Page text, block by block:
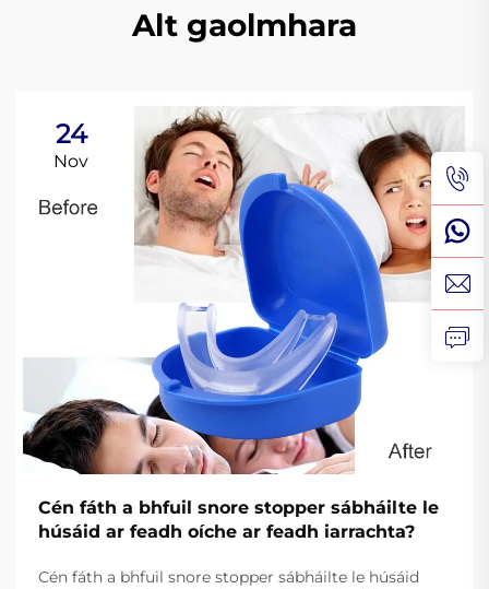
Alt gaolmhara
24
Nov
Cén fáth a bhfuil snore stopper sábháilte le
húsáid ar feadh oíche ar feadh iarrachta?
Cén fáth a bhfuil snore stopper sábháilte le húsáid